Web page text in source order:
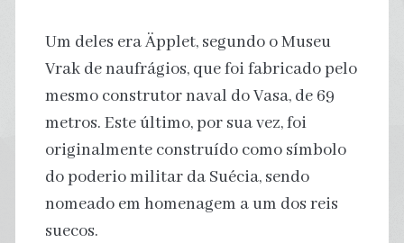
Um deles era Äpplet, segundo o Museu
Vrak de naufrágios, que foi fabricado pelo
mesmo construtor naval do Vasa, de 69
metros. Este último, por sua vez, foi
originalmente construído como símbolo
do poderio militar da Suécia, sendo
nomeado em homenagem a um dos reis
suecos.